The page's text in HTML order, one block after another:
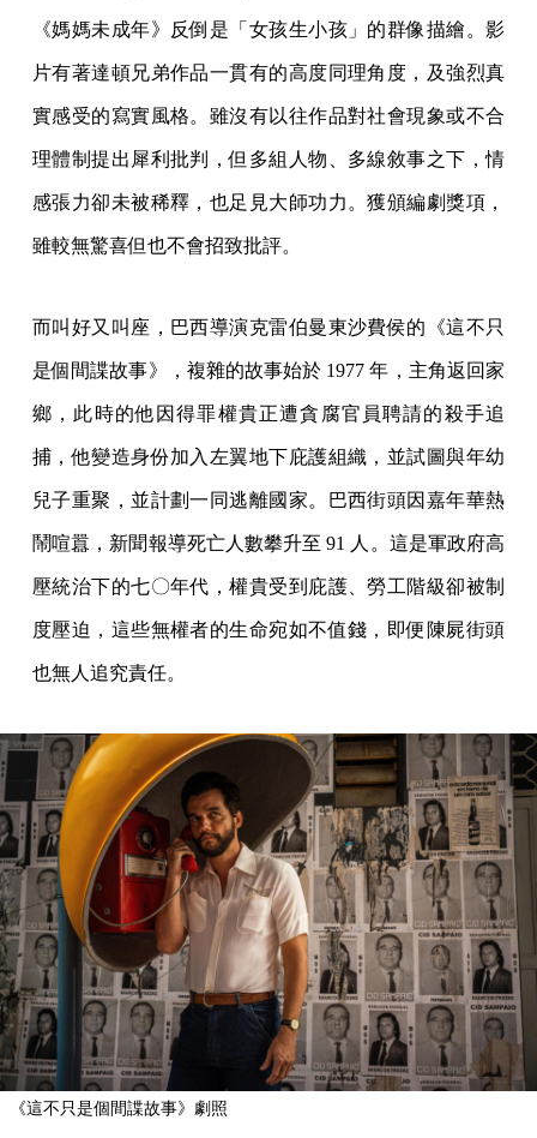
《媽媽未成年》反倒是「女孩生小孩」的群像描繪。影
片有著達頓兄弟作品一貫有的高度同理角度，及強烈真
實感受的寫實風格。雖沒有以往作品對社會現象或不合
理體制提出犀利批判，但多組人物、多線敘事之下，情
感張力卻未被稀釋，也足見大師功力。獲頒編劇獎項，
雖較無驚喜但也不會招致批評。
而叫好又叫座，巴西導演克雷伯曼東沙費侯的《這不只
是個間諜故事》，複雜的故事始於 1977 年，主角返回家
鄉，此時的他因得罪權貴正遭貪腐官員聘請的殺手追
捕，他變造身份加入左翼地下庇護組織，並試圖與年幼
兒子重聚，並計劃一同逃離國家。巴西街頭因嘉年華熱
鬧喧囂，新聞報導死亡人數攀升至 91 人。這是軍政府高
壓統治下的七〇年代，權貴受到庇護、勞工階級卻被制
度壓迫，這些無權者的生命宛如不值錢，即便陳屍街頭
也無人追究責任。
《這不只是個間諜故事》劇照